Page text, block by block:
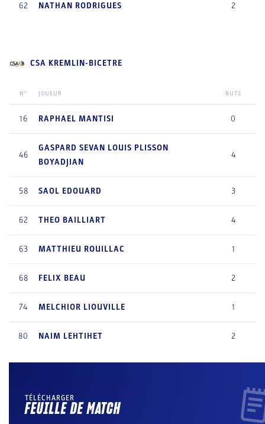
62 NATHAN RODRIGUES 2
CSA KREMLIN-BICETRE
N° JOUEUR BUTS
16 RAPHAEL MANTISI 0
46
GASPARD SEVAN LOUIS PLISSON
BOYADJIAN
4
58 SAOL EDOUARD 3
62 THEO BAILLIART 4
63 MATTHIEU ROUILLAC 1
68 FELIX BEAU 2
74 MELCHIOR LIOUVILLE 1
80 NAIM LEHTIHET 2
TÉLÉCHARGER
FEUILLE DE MATCH